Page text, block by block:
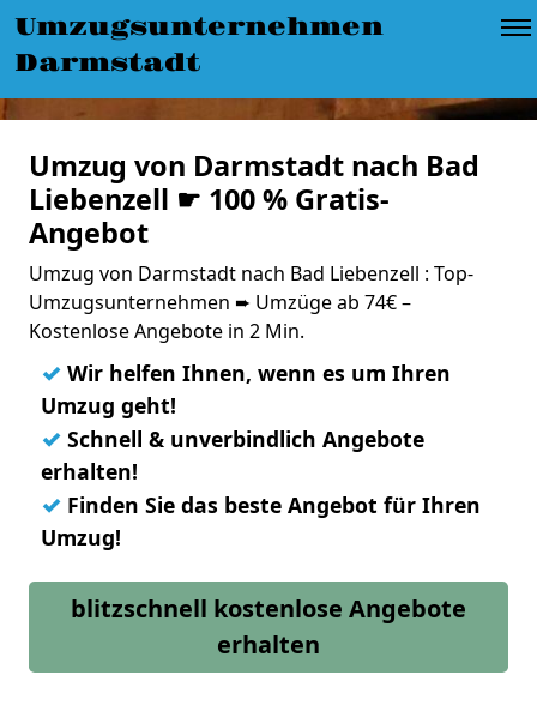
Umzugsunternehmen
Darmstadt
Umzug von Darmstadt nach Bad
Liebenzell ☛ 100 % Gratis-
Angebot
Umzug von Darmstadt nach Bad Liebenzell : Top-
Umzugsunternehmen ➨ Umzüge ab 74€ –
Kostenlose Angebote in 2 Min.
✓ Wir helfen Ihnen, wenn es um Ihren
Umzug geht!
✓ Schnell & unverbindlich Angebote
erhalten!
✓ Finden Sie das beste Angebot für Ihren
Umzug!
blitzschnell kostenlose Angebote
erhalten